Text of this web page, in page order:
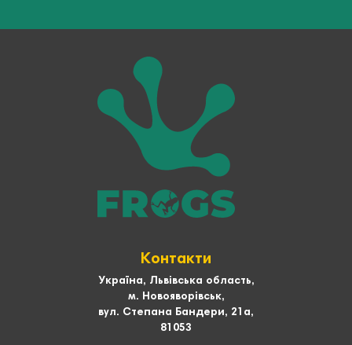
Контакти
Україна, Львівська область,
м. Новояворівськ,
вул. Степана Бандери, 21а,
81053